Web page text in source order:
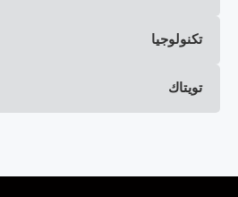
تكنولوجيا
تويتاك